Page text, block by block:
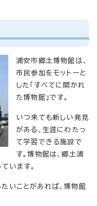
浦安市郷土博物館は、
市民参加をモットーと
した「すべてに開かれ
た博物館」です。
いつ来ても新しい発見
がある、生涯にわたっ
て学習できる施設で
す。博物館は、郷土浦
います。
たいことがあれば、博物館